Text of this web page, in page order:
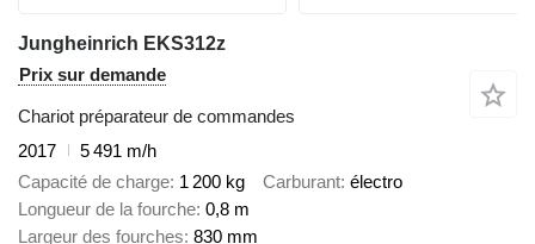
Jungheinrich EKS312z
Prix sur demande
Chariot préparateur de commandes
2017
5 491 m/h
Capacité de charge 1 200 kg Carburant électro
Longueur de la fourche 0,8 m
Largeur des fourches 830 mm